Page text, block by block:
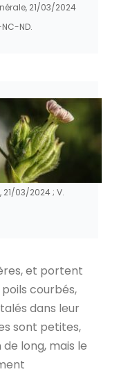
21/03/2024
ND.
21/03/2024 ; V.
et portent
courbés,
dans leur
sont petites,
long, mais le